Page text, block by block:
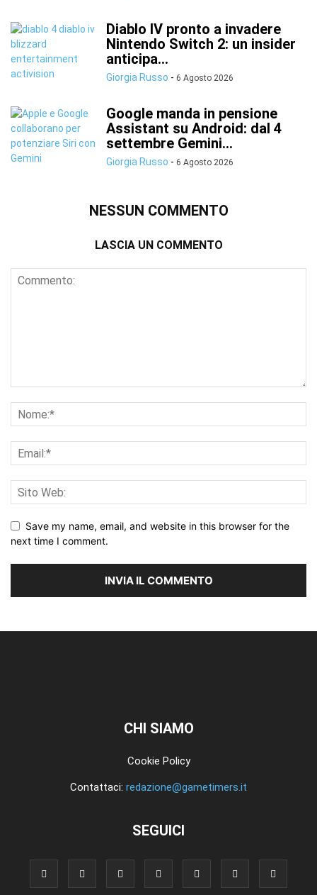
Diablo IV pronto a invadere
Nintendo Switch 2: un insider
anticipa...
Giorgia Russo - 6 Agosto 2026
Google manda in pensione
Assistant su Android: dal 4
settembre Gemini...
Giorgia Russo - 6 Agosto 2026
NESSUN COMMENTO
LASCIA UN COMMENTO
Save my name, email, and website in this browser for the
next time I comment.
CHI SIAMO
Cookie Policy
Contattaci: redazione@gametimers.it
SEGUICI